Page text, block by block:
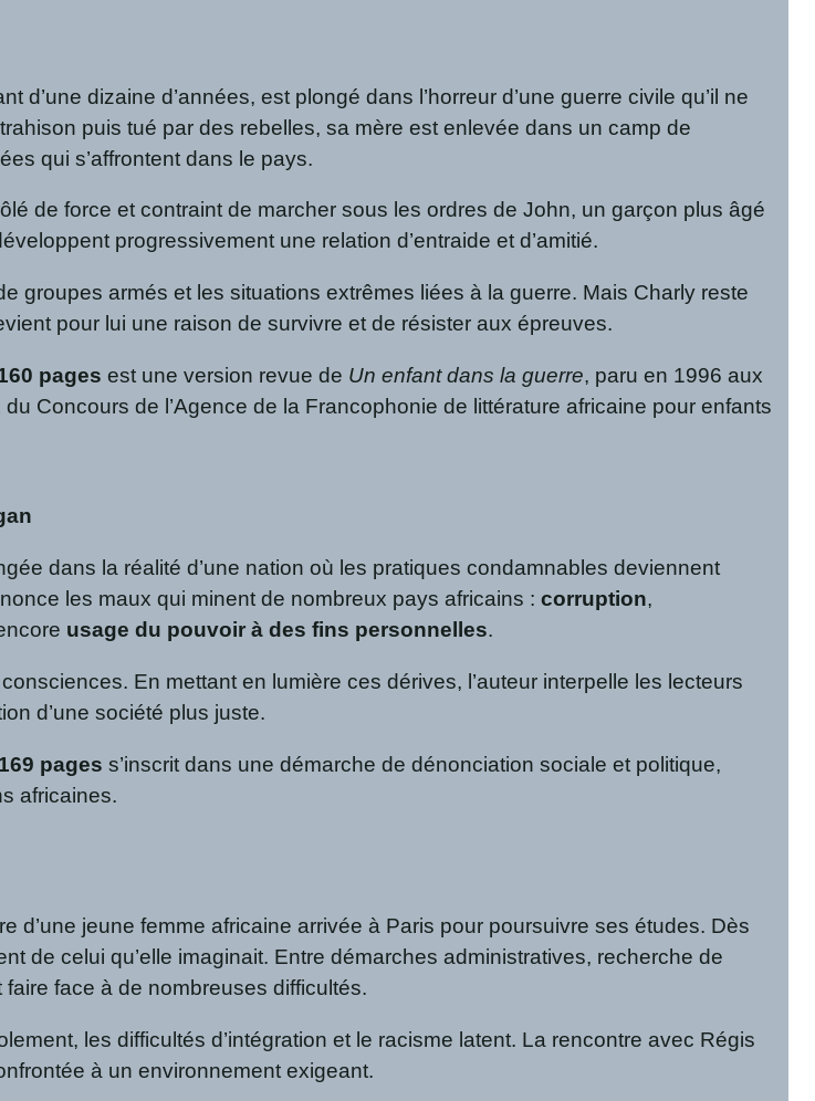
d’une dizaine d’années, est plongé dans l’horreur d’une guerre civile qu’il ne
puis tué par des rebelles, sa mère est enlevée dans un camp de
qui s’affrontent dans le pays.
de force et contraint de marcher sous les ordres de John, un garçon plus âgé
progressivement une relation d’entraide et d’amitié.
groupes armés et les situations extrêmes liées à la guerre. Mais Charly reste
pour lui une raison de survivre et de résister aux épreuves.
pages est une version revue de Un enfant dans la guerre, paru en 1996 aux
Concours de l’Agence de la Francophonie de littérature africaine pour enfants
dans la réalité d’une nation où les pratiques condamnables deviennent
les maux qui minent de nombreux pays africains :corruption,
usage du pouvoir à des fins personnelles.
En mettant en lumière ces dérives, l’auteur interpelle les lecteurs
d’une société plus juste.
pages s’inscrit dans une démarche de dénonciation sociale et politique,
africaines.
d’une jeune femme africaine arrivée à Paris pour poursuivre ses études. Dès
de celui qu’elle imaginait. Entre démarches administratives, recherche de
face à de nombreuses difficultés.
les difficultés d’intégration et le racisme latent. La rencontre avec Régis
à un environnement exigeant.